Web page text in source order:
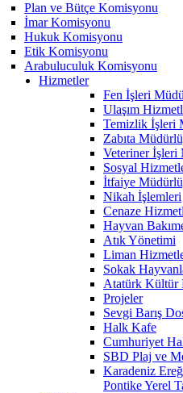
Plan ve Bütçe Komisyonu
İmar Komisyonu
Hukuk Komisyonu
Etik Komisyonu
Arabuluculuk Komisyonu
Hizmetler
Fen İşleri
Ulaşım
Temizlik İşleri
Zabıta
Veteriner İşleri
Sosyal
İtfaiye
Nikah İşlemleri
Cenaze
Hayvan
Atık Yönetimi
Liman
Sokak
Atatürk Kültür
Projeler
Sevgi Barış
Halk Kafe
Cumhuriyet
SBD Plaj ve
Karadeniz
Pontike Yerel